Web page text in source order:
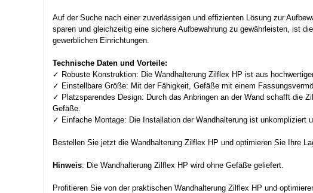
Auf der Suche nach einer zuverlässigen und effizienten Lösung zur
sparen und gleichzeitig eine sichere Aufbewahrung zu gewährleisten, ist
gewerblichen Einrichtungen.
Technische Daten und Vorteile:
✓ Robuste Konstruktion: Die Wandhalterung Zilflex HP ist aus
✓ Einstellbare Größe: Mit der Fähigkeit, Gefäße mit einem
✓ Platzsparendes Design: Durch das Anbringen an der Wand schafft die
Gefäße.
✓ Einfache Montage: Die Installation der Wandhalterung ist unkompliziert
Bestellen Sie jetzt die Wandhalterung Zilflex HP und optimieren Sie Ihre
Hinweis: Die Wandhalterung Zilflex HP wird ohne Gefäße geliefert.
Profitieren Sie von der praktischen Wandhalterung Zilflex HP und